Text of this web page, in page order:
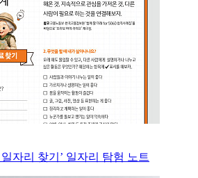
자리 찾기’ 일자리 탐험 노트